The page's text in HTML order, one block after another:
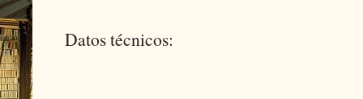
Datos técnicos: